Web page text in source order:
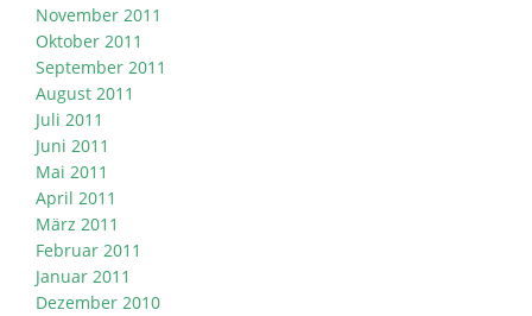
November 2011
Oktober 2011
September 2011
August 2011
Juli 2011
Juni 2011
Mai 2011
April 2011
März 2011
Februar 2011
Januar 2011
Dezember 2010